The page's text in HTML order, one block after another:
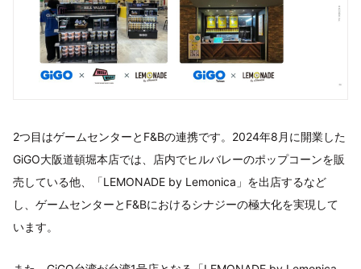
2つ目はゲームセンターとF&Bの連携です。2024年8月に開業した
GiGO大阪道頓堀本店では、店内でヒルバレーのポップコーンを販
売している他、「LEMONADE by Lemonica」を出店するなど
し、ゲームセンターとF&Bにおけるシナジーの極大化を実現して
います。